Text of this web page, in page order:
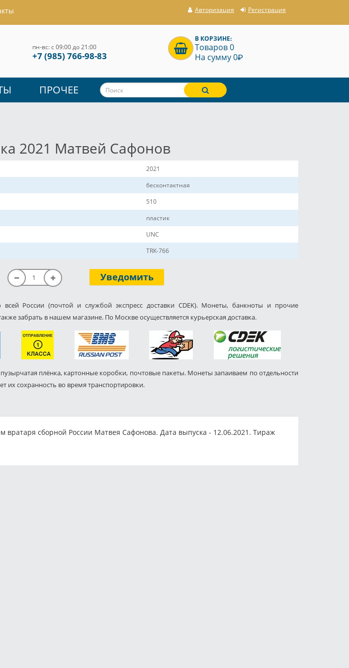
Авторизация Регистрация
пн-вс: с 09:00 до 21:00
+7 (985) 766-98-83
В КОРЗИНЕ:
Товаров 0
На сумму 0P
ПРОЧЕЕ
2021 Матвей Сафонов
2021
бесконтактная
510
пластик
UNC
TRK-766
Уведомить
всей России (почтой и службой экспресс доставки CDEK). Монеты, банкноты и прочие
забрать в нашем магазине. По Москве осуществляется курьерская доставка.
плёнка, картонные коробки, почтовые пакеты. Монеты запаиваем по отдельности
их сохранность во время транспортировки.
вратаря сборной России Матвея Сафонова. Дата выпуска - 12.06.2021. Тираж